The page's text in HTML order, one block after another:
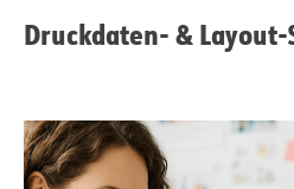
Druckdaten- &